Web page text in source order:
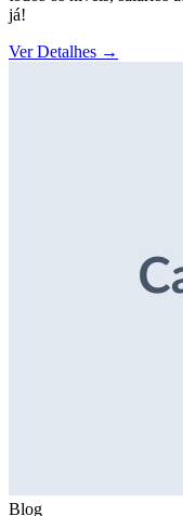
já!
Ver Detalhes →
Blog